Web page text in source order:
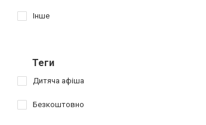
Інше
Теги
Дитяча афіша
Безкоштовно